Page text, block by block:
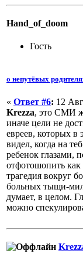
Hand_of_doom
Гость
о непутёвых
« Ответ #6: 12
Krezza, это СМИ
иначе цели не
евреев, которых в
видел, когда на
ребенок глазами,
отфотошопить как
трагедия вокруг
больных тыщи-
думает, в целом.
можно